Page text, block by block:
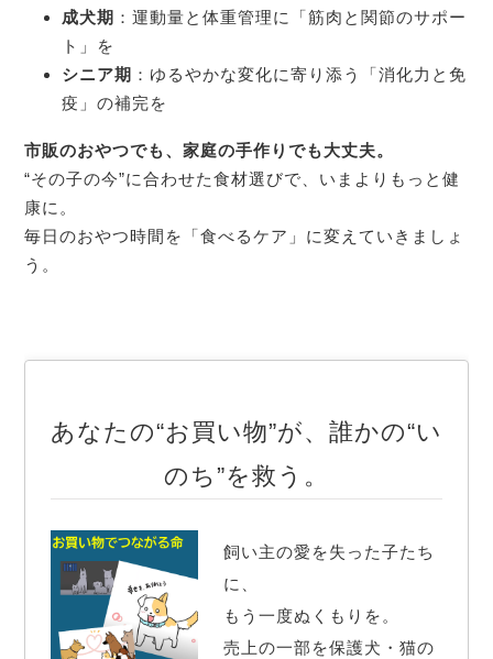
成犬期 ：運動量と体重管理に「筋肉と関節のサポー
ト」を
シニア期 ：ゆるやかな変化に寄り添う「消化力と免
疫」の補完を
市販のおやつでも、家庭の手作りでも大丈夫。
“その子の今”に合わせた食材選びで、いまよりもっと健
康に。
毎日のおやつ時間を「食べるケア」に変えていきましょ
う。
あなたの“お買い物”が、誰かの“い
のち”を救う。
飼い主の愛を失った子たち
に、
もう一度ぬくもりを。
売上の一部を保護犬・猫の